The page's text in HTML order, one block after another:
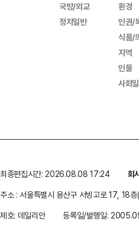
국방/외교
정치일반
환경
인권/
식품/
지역
인물
사회
최종편집시간: 2026.08.08 17:24 회
주소 : 서울특별시 용산구 서빙고로 17, 18
제호: 데일리안
등록일/발행일: